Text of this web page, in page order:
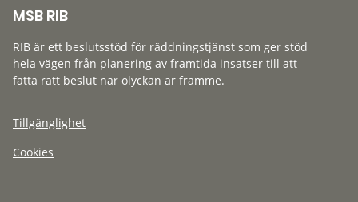
MSB RIB
RIB är ett beslutsstöd för räddningstjänst som ger stöd
hela vägen från planering av framtida insatser till att
fatta rätt beslut när olyckan är framme.
Tillgänglighet
Cookies